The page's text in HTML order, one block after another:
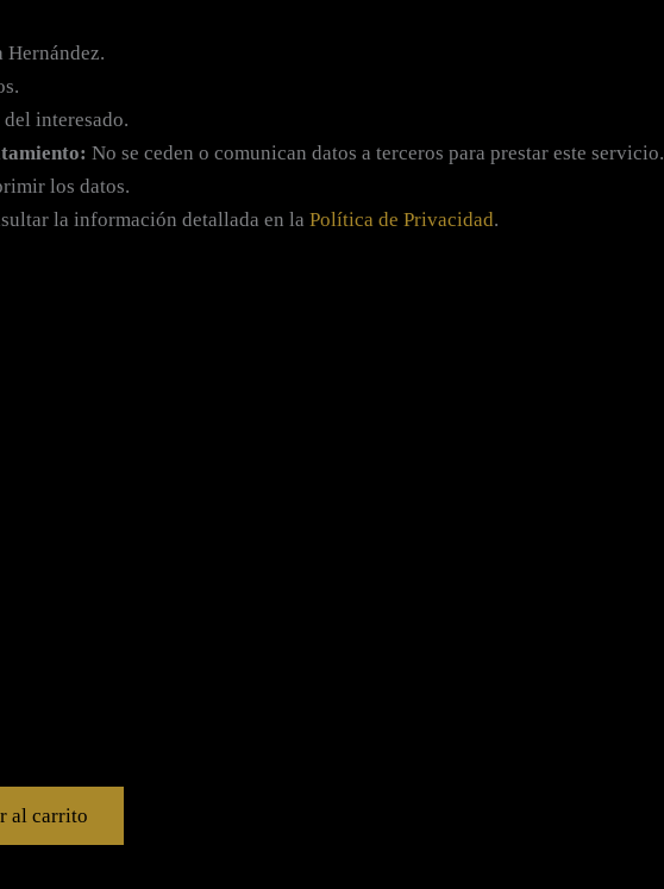
Hernández.
interesado.
No se ceden o comunican datos a terceros para prestar este servicio.
los datos.
la información detallada en la Política de Privacidad.
al carrito